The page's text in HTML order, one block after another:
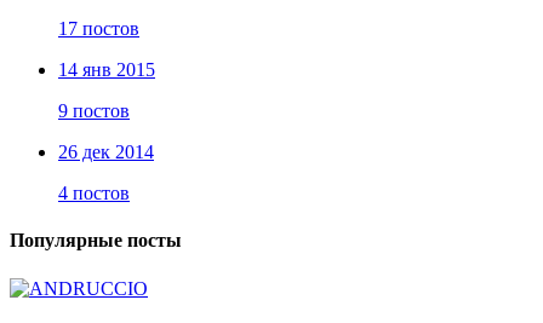
17 постов
14 янв 2015
9 постов
26 дек 2014
4 постов
Популярные посты